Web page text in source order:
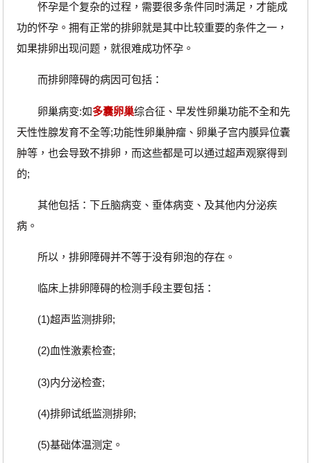
怀孕是个复杂的过程，需要很多条件同时满足，才能成
功的怀孕。拥有正常的排卵就是其中比较重要的条件之一，
如果排卵出现问题，就很难成功怀孕。
而排卵障碍的病因可包括：
卵巢病变:如多囊卵巢综合征、早发性卵巢功能不全和先
天性性腺发育不全等;功能性卵巢肿瘤、卵巢子宫内膜异位囊
肿等，也会导致不排卵，而这些都是可以通过超声观察得到
的;
其他包括：下丘脑病变、垂体病变、及其他内分泌疾
病。
所以，排卵障碍并不等于没有卵泡的存在。
临床上排卵障碍的检测手段主要包括：
(1)超声监测排卵;
(2)血性激素检查;
(3)内分泌检查;
(4)排卵试纸监测排卵;
(5)基础体温测定。